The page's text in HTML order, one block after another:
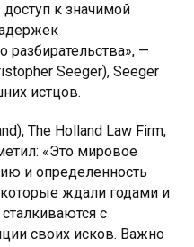
к значимой
—
Seeger), Seeger
истцов.
The Holland Law Firm,
«Это мировое
и определенность
ждали годами и
с
своих исков. Важно